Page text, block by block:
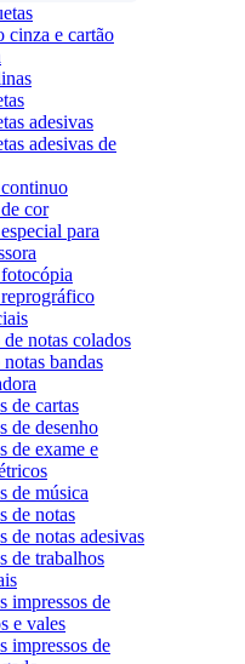
cinza e cartão
adesivas
adesivas de
cor
para
notas colados
bandas
de cartas
de desenho
de exame e
de música
de notas
de notas adesivas
de trabalhos
impressos de
e vales
impressos de